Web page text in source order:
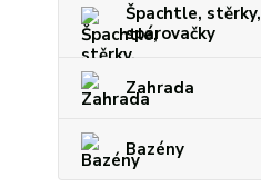
Špachtle, stěrky,
spárovačky
Zahrada
Bazény